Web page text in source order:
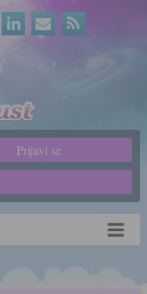
Prijavi se